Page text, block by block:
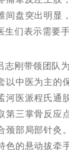
间盘突出明显
生们表示需要
刚带领团队为
以中医为主的
河医派程氏通
第三掌骨反应
颈部局部针灸
色的悬动拔牵